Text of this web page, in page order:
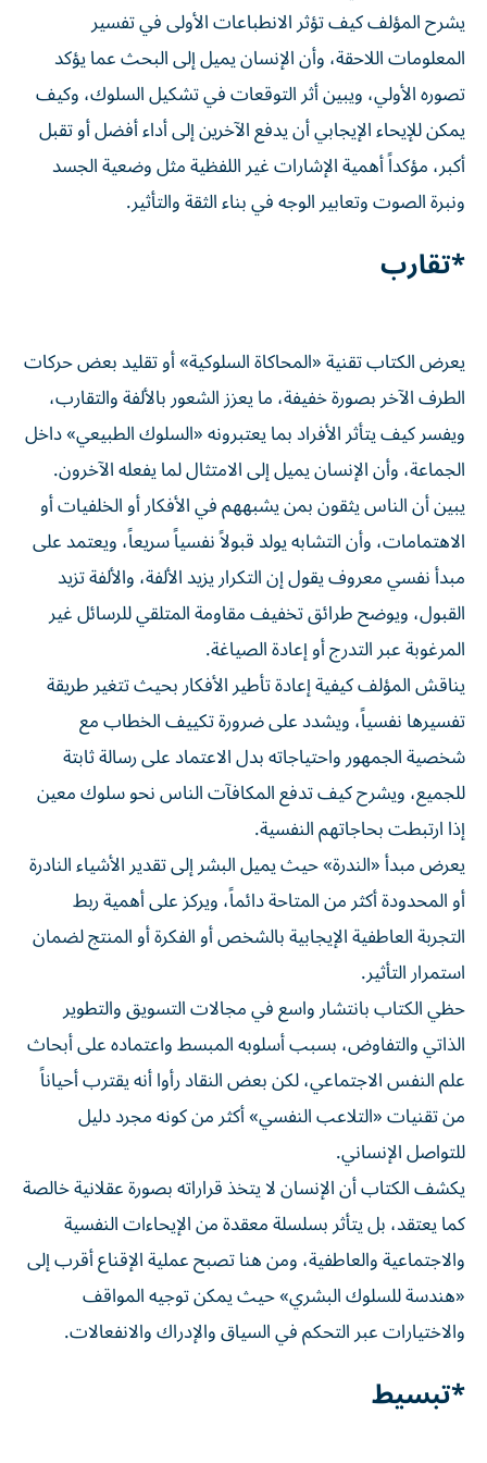
يشرح المؤلف كيف تؤثر الانطباعات الأولى في تفسير
المعلومات اللاحقة، وأن الإنسان يميل إلى البحث عما يؤكد
تصوره الأولي، ويبين أثر التوقعات في تشكيل السلوك، وكيف
يمكن للإيحاء الإيجابي أن يدفع الآخرين إلى أداء أفضل أو تقبل
أكبر، مؤكداً أهمية الإشارات غير اللفظية مثل وضعية الجسد
ونبرة الصوت وتعابير الوجه في بناء الثقة والتأثير.
*تقارب
يعرض الكتاب تقنية «المحاكاة السلوكية» أو تقليد بعض حركات
الطرف الآخر بصورة خفيفة، ما يعزز الشعور بالألفة والتقارب،
ويفسر كيف يتأثر الأفراد بما يعتبرونه «السلوك الطبيعي» داخل
الجماعة، وأن الإنسان يميل إلى الامتثال لما يفعله الآخرون.
يبين أن الناس يثقون بمن يشبههم في الأفكار أو الخلفيات أو
الاهتمامات، وأن التشابه يولد قبولاً نفسياً سريعاً، ويعتمد على
مبدأ نفسي معروف يقول إن التكرار يزيد الألفة، والألفة تزيد
القبول، ويوضح طرائق تخفيف مقاومة المتلقي للرسائل غير
المرغوبة عبر التدرج أو إعادة الصياغة.
يناقش المؤلف كيفية إعادة تأطير الأفكار بحيث تتغير طريقة
تفسيرها نفسياً، ويشدد على ضرورة تكييف الخطاب مع
شخصية الجمهور واحتياجاته بدل الاعتماد على رسالة ثابتة
للجميع، ويشرح كيف تدفع المكافآت الناس نحو سلوك معين
إذا ارتبطت بحاجاتهم النفسية.
يعرض مبدأ «الندرة» حيث يميل البشر إلى تقدير الأشياء النادرة
أو المحدودة أكثر من المتاحة دائماً، ويركز على أهمية ربط
التجربة العاطفية الإيجابية بالشخص أو الفكرة أو المنتج لضمان
استمرار التأثير.
حظي الكتاب بانتشار واسع في مجالات التسويق والتطوير
الذاتي والتفاوض، بسبب أسلوبه المبسط واعتماده على أبحاث
علم النفس الاجتماعي، لكن بعض النقاد رأوا أنه يقترب أحياناً
من تقنيات «التلاعب النفسي» أكثر من كونه مجرد دليل
للتواصل الإنساني.
يكشف الكتاب أن الإنسان لا يتخذ قراراته بصورة عقلانية خالصة
كما يعتقد، بل يتأثر بسلسلة معقدة من الإيحاءات النفسية
والاجتماعية والعاطفية، ومن هنا تصبح عملية الإقناع أقرب إلى
«هندسة للسلوك البشري» حيث يمكن توجيه المواقف
والاختيارات عبر التحكم في السياق والإدراك والانفعالات.
*تبسيط